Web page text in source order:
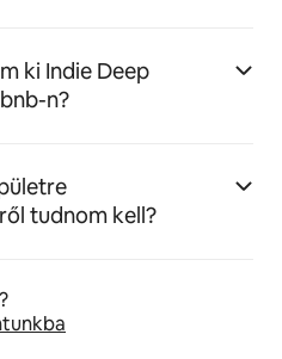
ki Indie Deep
n?
tudnom kell?